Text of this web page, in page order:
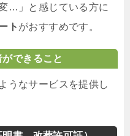
…」と感じている方に
ト がおすすめです。
できること
うなサービスを提供し